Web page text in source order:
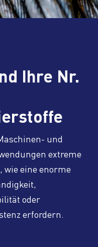
Ihre Nr.
und
extreme
wie eine enorme
oder
erfordern.